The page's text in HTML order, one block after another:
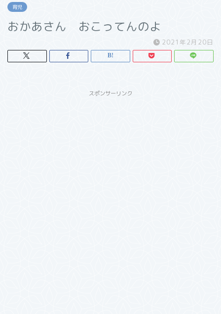
育児
おかあさん おこってんのよ
2021年2月20日
スポンサーリンク